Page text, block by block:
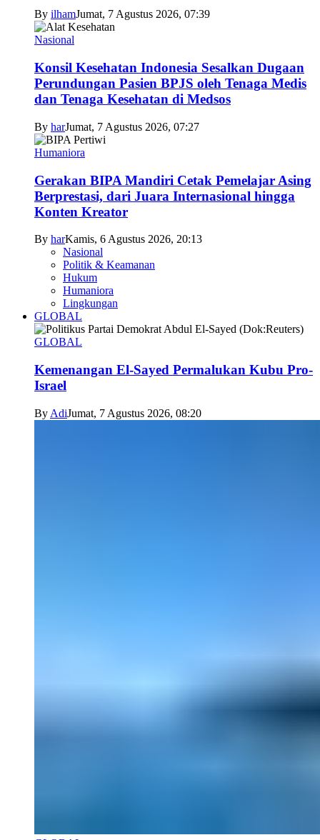
By ilhamJumat, 7 Agustus 2026, 07:39
Nasional
Konsil Kesehatan Indonesia Sesalkan Dugaan
Perundungan Pasien BPJS oleh Tenaga Medis
dan Tenaga Kesehatan di Medsos
By harJumat, 7 Agustus 2026, 07:27
Humaniora
Gerakan BIPA Mandiri Cetak Pemelajar Asing
Berprestasi, dari Juara Internasional hingga
Konten Kreator
By harKamis, 6 Agustus 2026, 20:13
Nasional
Politik & Keamanan
Hukum
Humaniora
Lingkungan
GLOBAL
GLOBAL
Kemenangan El-Sayed Permalukan Kubu Pro-
Israel
By AdiJumat, 7 Agustus 2026, 08:20